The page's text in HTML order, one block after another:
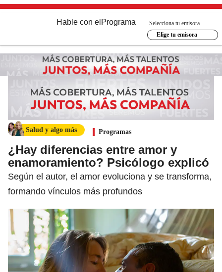
Hable con el Programa
Selecciona tu emisora
Elige tu emisora
Salud y algo más Programas
¿Hay diferencias entre amor y
enamoramiento? Psicólogo explicó
Según el autor, el amor evoluciona y se transforma,
formando vínculos más profundos